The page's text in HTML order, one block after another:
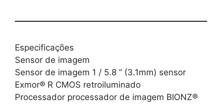
Especificações
Sensor de imagem
Sensor de imagem 1 / 5.8 ” (3.1mm) sensor
Exmor® R CMOS retroiluminado
Processador processador de imagem BIONZ®